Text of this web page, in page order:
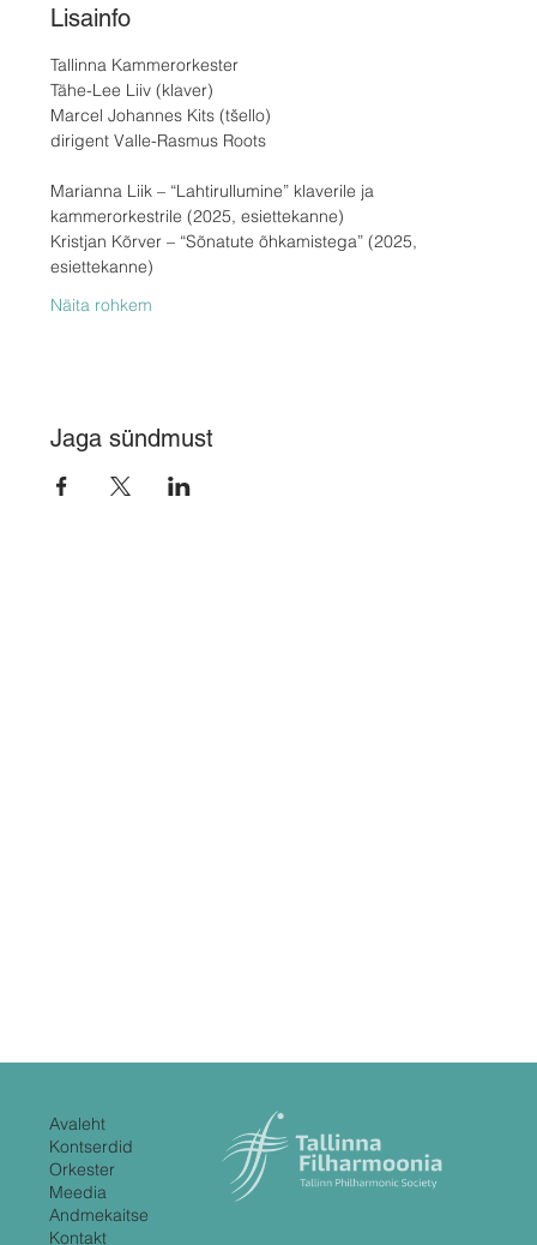
Lisainfo
Tallinna Kammerorkester
Tähe-Lee Liiv (klaver)
Marcel Johannes Kits (tšello)
dirigent Valle-Rasmus Roots
Marianna Liik – “Lahtirullumine” klaverile ja
kammerorkestrile (2025, esiettekanne)
Kristjan Kõrver – “Sõnatute õhkamistega” (2025,
esiettekanne)
Näita rohkem
Jaga sündmust
Avaleht
Kontserdid
Orkester
Meedia
Andmekaitse
Kontakt